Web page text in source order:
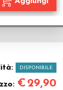
DISPONIBILE
€ 29,90